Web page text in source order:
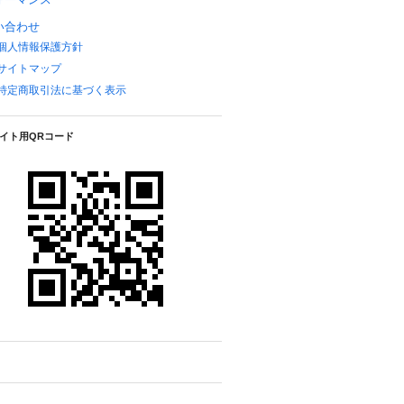
合わせ
人情報保護方針
イトマップ
定商取引法に基づく表示
ト用QRコード